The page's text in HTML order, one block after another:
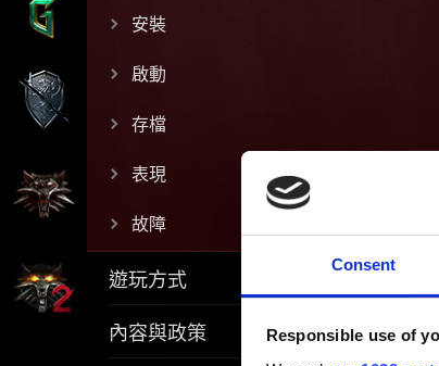
Consent
Responsible use of
安裝
啟動
存檔
表現
故障
遊玩方式
內容與政策